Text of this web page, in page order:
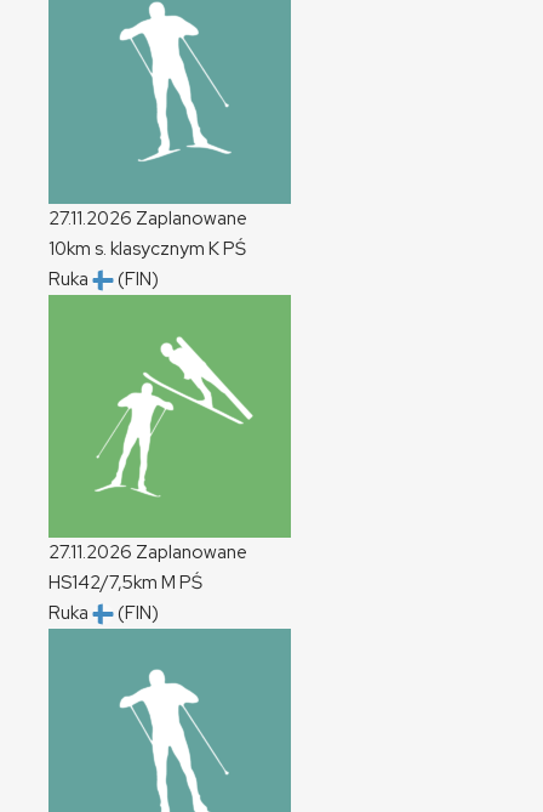
27.11.2026 Zaplanowane
10km s. klasycznym KPŚ
Ruka
(FIN)
27.11.2026 Zaplanowane
HS142/7,5km M PŚ
Ruka
(FIN)